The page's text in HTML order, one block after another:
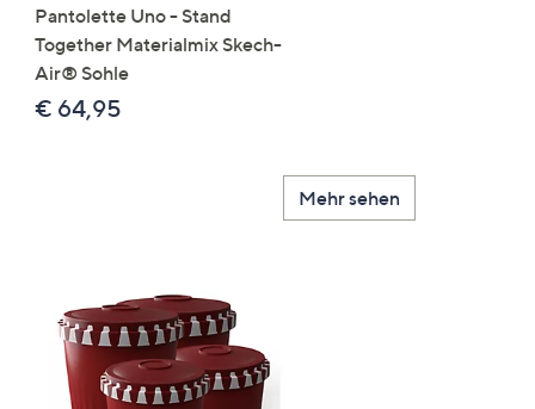
Pantolette Uno - Stand
Together Materialmix Skech-
Air® Sohle
€ 64,95
Mehr sehen